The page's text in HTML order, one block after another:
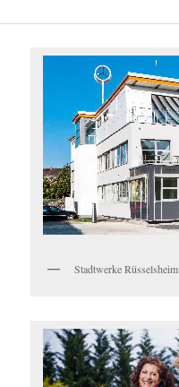
Stadtwerke Rüsselsheim